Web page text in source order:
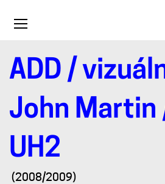
Toggle
ADD /
John Martin
UH2
logo
UH2
(2008/2009)